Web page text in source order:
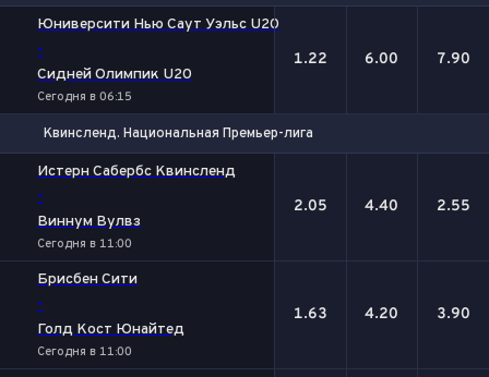
Юниверсити Нью Саут Уэльс U20
-
Сидней Олимпик U20
Сегодня в 06:15
1.22 6.00 7.90
Квинсленд. Национальная Премьер-лига
Истерн Сабербс Квинсленд
-
Виннум Вулвз
Сегодня в 11:00
2.05 4.40 2.55
Брисбен Сити
-
Голд Кост Юнайтед
Сегодня в 11:00
1.63 4.20 3.90